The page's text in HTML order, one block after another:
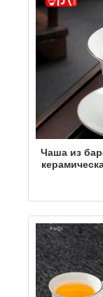
Чаша из
большая
Санкай,